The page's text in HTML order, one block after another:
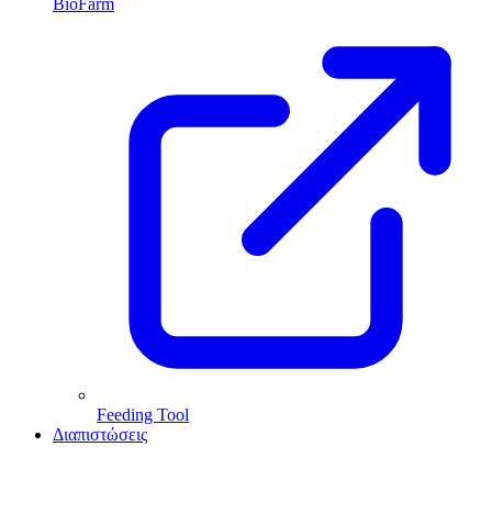
BioFarm
Feeding Tool
Διαπιστώσεις